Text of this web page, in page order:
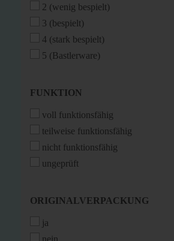
2 (wenig bespielt)
3 (bespielt)
4 (stark bespielt)
5 (Bastlerware)
FUNKTION
FUNKTION
voll funktionsfähig
teilweise funktionsfähig
nicht funktionsfähig
ungeprüft
ORIGINALVERPACKUNG
ORIGINALVERPACKUNG
ja
nein